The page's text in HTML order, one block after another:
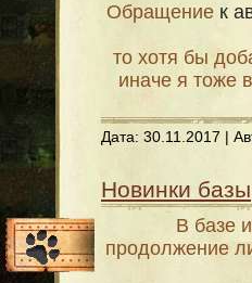
Обращение к
то хотя бы
иначе я тоже
Дата: 30.11.2017 |
Новинки базы
В базе
продолжение